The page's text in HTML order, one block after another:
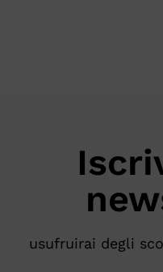
usufruirai degli